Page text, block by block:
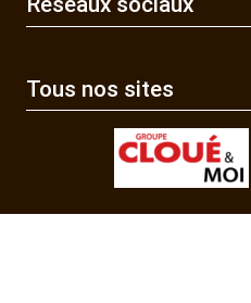
Tous nos sites